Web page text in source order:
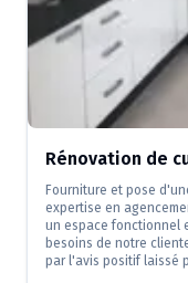
Rénovation de
Fourniture et pose
expertise en
un espace fonctionnel
besoins de notre
par l'avis positif laissé